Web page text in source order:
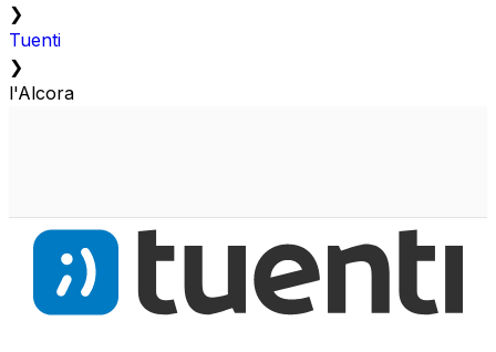
❯
Tuenti
❯
l'Alcora